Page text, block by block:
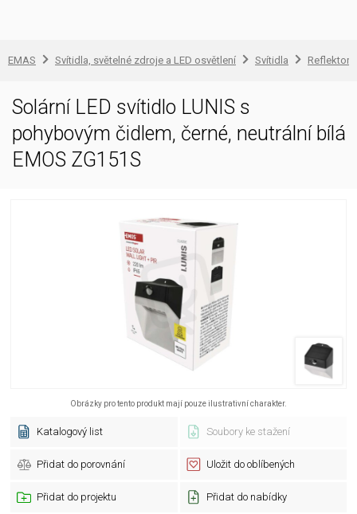
EMAS Svítidla, světelné zdroje a LED osvětlení Svítidla
Solární LED svítidlo LUNIS s
pohybovým čidlem, černé, neutrální bílá
EMOS ZG151S
Obrázky pro tento produkt mají pouze ilustrativní charakter.
Katalogový list Soubory ke stažení
Přidat do porovnání Uložit do oblíbených
Přidat do projektu Přidat do nabídky